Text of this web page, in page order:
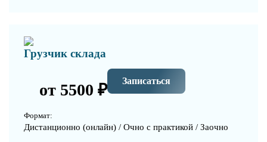
Грузчик склада
от 5500 ₽ Записаться
Формат:
Дистанционно (онлайн) / Очно с практикой / Заочно